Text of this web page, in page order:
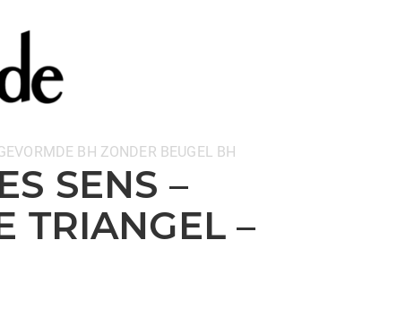
BH ZONDER BEUGEL BH
SENS –
TRIANGEL –